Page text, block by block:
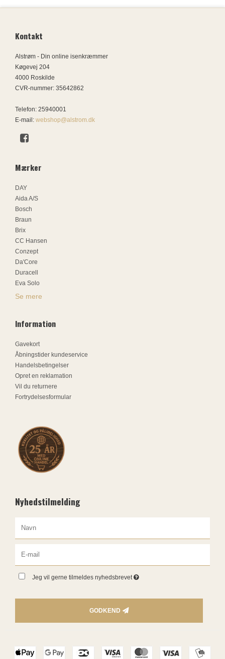
Kontakt
Alstrøm - Din online isenkræmmer
Køgevej 204
4000 Roskilde
CVR-nummer: 35642862
Telefon: 25940001
E-mail : webshop@alstrom.dk
Mærker
DAY
Aida A/S
Bosch
Braun
Brix
CC Hansen
Conzept
Da'Core
Duracell
Eva Solo
Se mere
Information
Gavekort
Åbningstider kundeservice
Handelsbetingelser
Opret en reklamation
Vil du returnere
Fortrydelsesformular
Nyhedstilmelding
Jeg vil gerne tilmeldes nyhedsbrevet
GODKEND